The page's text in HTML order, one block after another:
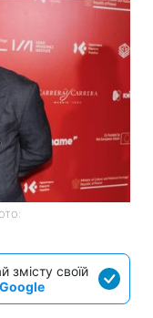
змісту своїй